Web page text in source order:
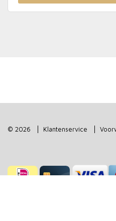
© 2026 Klantenservice